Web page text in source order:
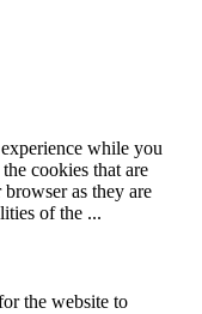
while you
cookies that are
browser as they are
of the ...
the website to